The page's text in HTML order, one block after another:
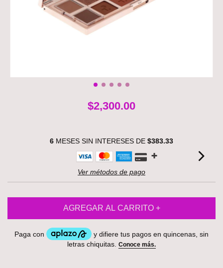
$2,300.00
6 MESES SIN INTERESES DE $383.33
Ver métodos de pago